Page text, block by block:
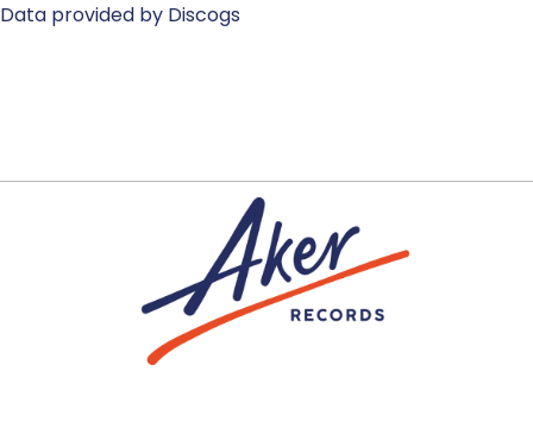
Data provided by Discogs